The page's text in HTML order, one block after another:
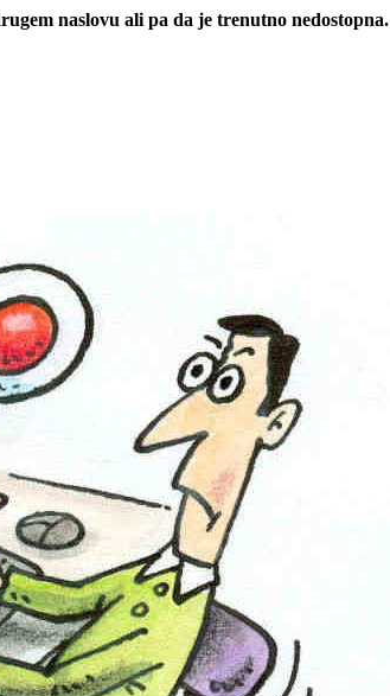
naslovu ali pa da je trenutno nedostopna.